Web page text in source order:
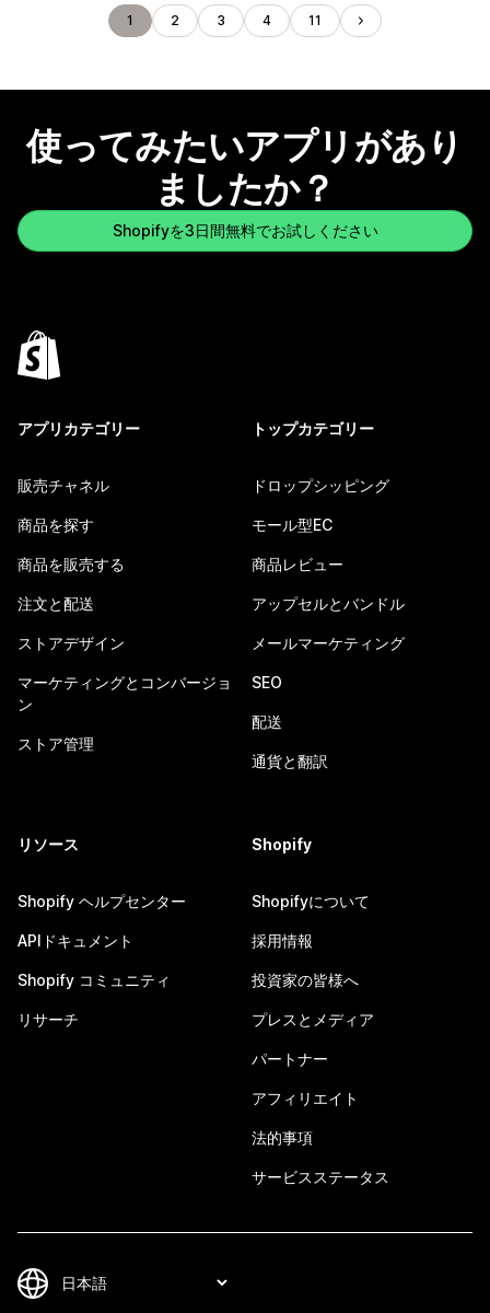
1 2 3 4 11
使ってみたいアプリがあり
ましたか？
Shopifyを3日間無料でお試しください
アプリカテゴリー
販売チャネル
商品を探す
商品を販売する
注文と配送
ストアデザイン
マーケティングとコンバージョ
ン
ストア管理
トップカテゴリー
ドロップシッピング
モール型EC
商品レビュー
アップセルとバンドル
メールマーケティング
SEO
配送
通貨と翻訳
リソース
Shopify ヘルプセンター
APIドキュメント
Shopify コミュニティ
リサーチ
Shopify
Shopifyについて
採用情報
投資家の皆様へ
プレスとメディア
パートナー
アフィリエイト
法的事項
サービスステータス